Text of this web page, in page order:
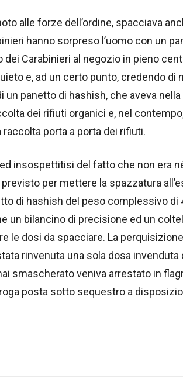
alle forze dell’ordine, spacciava
hanno sorpreso l’uomo con un
Carabinieri al negozio in pieno
e, ad un certo punto, credendo di
panetto di hashish, che aveva
dei rifiuti organici e, nel
porta a porta dei rifiuti.
insospettitisi del fatto che non era
per mettere la spazzatura
di hashish del peso complessivo di
un bilancino di precisione ed un
le dosi da spacciare. La
rinvenuta una sola dosa invenduta
smascherato veniva arrestato in
posta sotto sequestro a